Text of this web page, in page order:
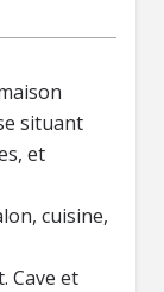
situant
et
cuisine,
Cave et